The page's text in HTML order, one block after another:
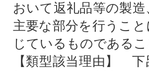
おいて返礼品等の製
主要な部分を行うこ
じているものであるこ
【類型該当理由】